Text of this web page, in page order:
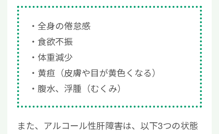
全身の倦怠感
食欲不振
体重減少
黄疸（皮膚や目が黄色くなる）
腹水、浮腫（むくみ）
また、アルコール性肝障害は、以下3つの状態